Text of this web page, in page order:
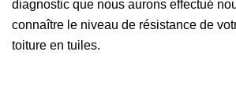
diagnostic que nous aurons effectué
connaître le niveau de résistance de
toiture en tuiles.